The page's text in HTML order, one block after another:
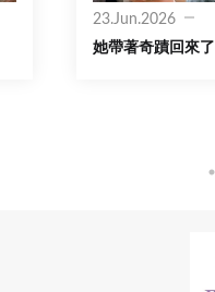
23.Jun.2026
她帶著奇蹟回來了